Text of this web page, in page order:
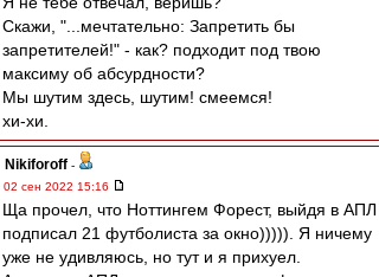
Скажи, "...мечтательно: Запретить бы
запретителей!" - как? подходит под твою
максиму об абсурдности?
Мы шутим здесь, шутим! смеемся!
хи-хи.
Nikiforoff -
02 сен 2022 15:16
Ща прочел, что Ноттингем Форест, выйдя в АПЛ
подписал 21 футболиста за окно))))). Я ничему
уже не удивляюсь, но тут и я прихуел.